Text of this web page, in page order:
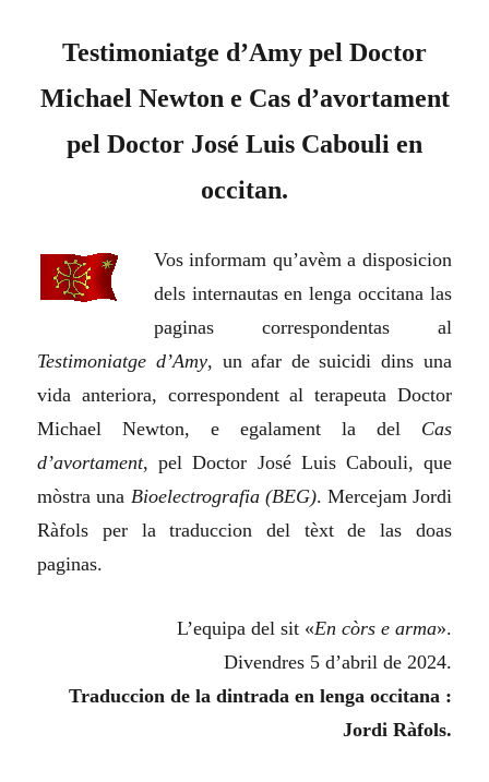
Testimoniatge d’Amy pel Doctor
Michael Newton e Cas d’avortament
pel Doctor José Luis Cabouli en
occitan.
Vos informam qu’avèm a disposicion
dels internautas en lenga occitana las
paginas correspondentas al
Testimoniatge d’Amy, un afar de suicidi dins una
vida anteriora, correspondent al terapeuta Doctor
Michael Newton, e egalament la del Cas
d’avortament, pel Doctor José Luis Cabouli, que
mòstra una Bioelectrografia (BEG). Mercejam Jordi
Ràfols per la traduccion del tèxt de las doas
paginas.
L’equipa del sit «En còrs e arma».
Divendres 5 d’abril de 2024.
Traduccion de la dintrada en lenga occitana :
Jordi Ràfols.